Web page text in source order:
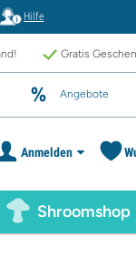
Hilfe
Gratis
Angebote
Anmelden
Shroomshop